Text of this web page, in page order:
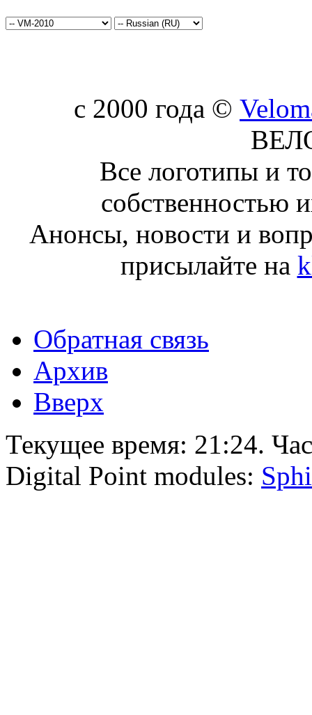
c 2000 года ©
Все логотипы и
собственностью
Анонсы, новости и
присылайте на
Обратная связь
Архив
Вверх
Текущее время: 21:24.
Digital Point modules: